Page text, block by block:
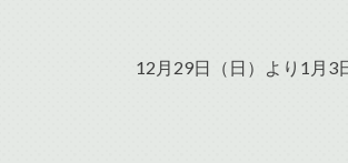
12月29日（日）より1月3